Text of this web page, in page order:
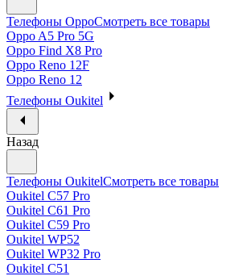
Телефоны OppoСмотреть все товары
Oppo A5 Pro 5G
Oppo Find X8 Pro
Oppo Reno 12F
Oppo Reno 12
Телефоны Oukitel
Назад
Телефоны OukitelСмотреть все товары
Oukitel C57 Pro
Oukitel C61 Pro
Oukitel C59 Pro
Oukitel WP52
Oukitel WP32 Pro
Oukitel C51